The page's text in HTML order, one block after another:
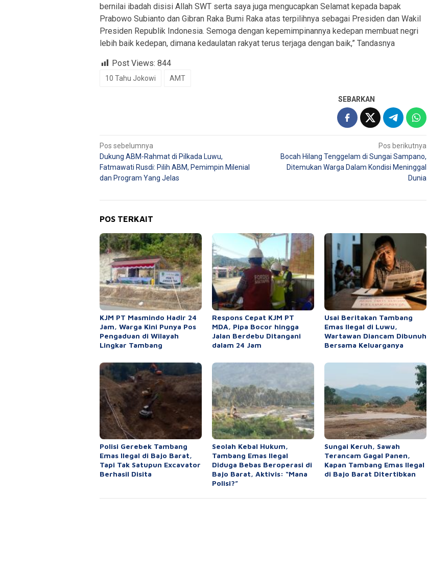
bernilai ibadah disisi Allah SWT serta saya juga mengucapkan Selamat kepada bapak
Prabowo Subianto dan Gibran Raka Bumi Raka atas terpilihnya sebagai Presiden dan Wakil
Presiden Republik Indonesia. Semoga dengan kepemimpinannya kedepan membuat negri
lebih baik kedepan, dimana kedaulatan rakyat terus terjaga dengan baik,” Tandasnya
Post Views: 844
10 Tahu Jokowi AMT
SEBARKAN
Navigasi
pos
Pos sebelumnya
Dukung ABM-Rahmat di Pilkada Luwu,
Fatmawati Rusdi: Pilih ABM, Pemimpin Milenial
dan Program Yang Jelas
Pos berikutnya
Bocah Hilang Tenggelam di Sungai Sampano,
Ditemukan Warga Dalam Kondisi Meninggal
Dunia
POS TERKAIT
KJM PT Masmindo Hadir 24
Jam, Warga Kini Punya Pos
Pengaduan di Wilayah
Lingkar Tambang
Respons Cepat KJM PT
MDA, Pipa Bocor hingga
Jalan Berdebu Ditangani
dalam 24 Jam
Usai Beritakan Tambang
Emas Ilegal di Luwu,
Wartawan Diancam Dibunuh
Bersama Keluarganya
Polisi Gerebek Tambang
Emas Ilegal di Bajo Barat,
Tapi Tak Satupun Excavator
Berhasil Disita
Seolah Kebal Hukum,
Tambang Emas Ilegal
Diduga Bebas Beroperasi di
Bajo Barat, Aktivis: “Mana
Polisi?”
Sungai Keruh, Sawah
Terancam Gagal Panen,
Kapan Tambang Emas Ilegal
di Bajo Barat Ditertibkan